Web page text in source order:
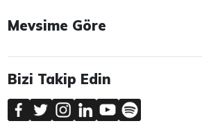
Mevsime Göre
Bizi Takip Edin